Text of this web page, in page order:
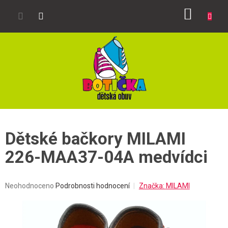
Dětské bačkory MILAMI
226-MAA37-04A medvídci
Průměrné
Neohodnoceno Podrobnosti hodnocení Značka: MILAMI